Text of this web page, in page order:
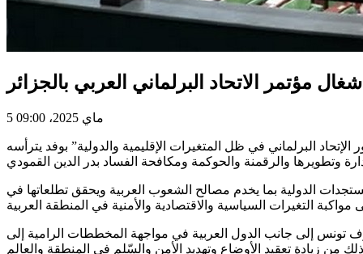
مؤتمر الاتحاد البرلماني العربي بالجزائر
5 ماي 2025، 09:00
لمؤتمر الاتحاد البرلماني العربي المنعقدة بالجزائر من 2 إلى 4 ماي 2025، تحت عنوان “دور الإتحاد البرلماني في ظل المتغيرات الإقليمية والدولية” بوفد يترأسه
الدولية بما يخدم مصالح الشعوب العربية ويحقق تطلعاتها في
بودربالة، أكد فيها “وقوف تونس إلى جانب الدول العربية في مواجهة المخططات الرامية إلى